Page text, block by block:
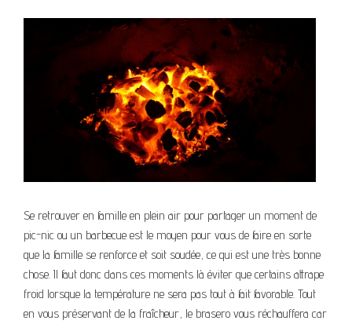
Se retrouver en famille en plein air pour partager un moment de
pic-nic ou un barbecue est le moyen pour vous de faire en sorte
que la famille se renforce et soit soudée, ce qui est une très bonne
chose. Il faut donc dans ces moments là éviter que certains attrape
froid lorsque la température ne sera pas tout à fait favorable. Tout
en vous préservant de la fraîcheur, le brasero vous réchauffera car